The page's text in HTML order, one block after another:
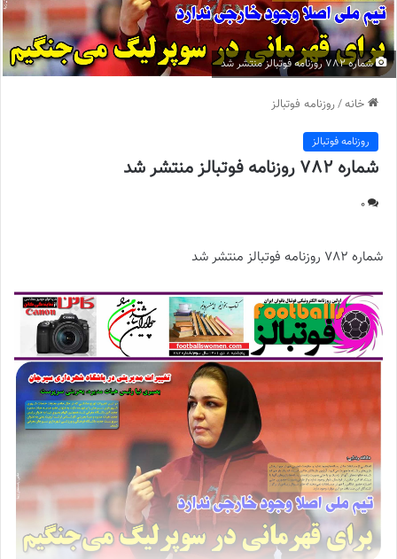
شماره 782 روزنامه فوتبالز منتشر شد
خانه/روزنامه فوتبالز
روزنامه فوتبالز
شماره 782 روزنامه فوتبالز منتشر شد
0
شماره 782 روزنامه فوتبالز منتشر شد